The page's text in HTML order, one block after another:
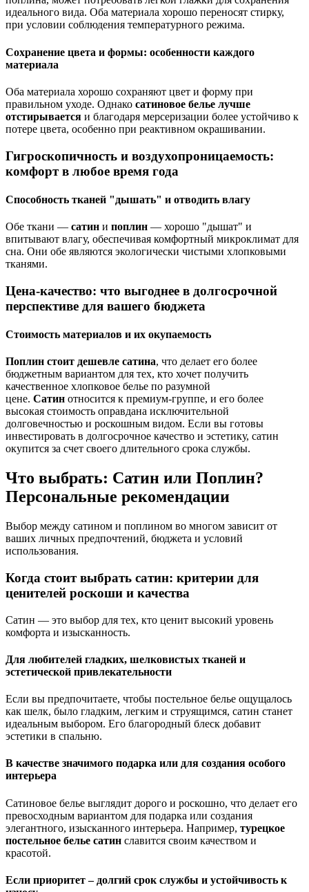
идеального вида. Оба материала хорошо переносят стирку,
при условии соблюдения температурного режима.
Сохранение цвета и формы: особенности каждого
материала
Оба материала хорошо сохраняют цвет и форму при
правильном уходе. Однако сатиновое белье лучше
отстирывается и благодаря мерсеризации более устойчиво к
потере цвета, особенно при реактивном окрашивании.
Гигроскопичность и воздухопроницаемость:
комфорт в любое время года
Способность тканей "дышать" и отводить влагу
Обе ткани — сатин и поплин — хорошо "дышат" и
впитывают влагу, обеспечивая комфортный микроклимат для
сна. Они обе являются экологически чистыми хлопковыми
тканями.
Цена-качество: что выгоднее в долгосрочной
перспективе для вашего бюджета
Стоимость материалов и их окупаемость
Поплин стоит дешевле сатина, что делает его более
бюджетным вариантом для тех, кто хочет получить
качественное хлопковое белье по разумной
цене. Сатин относится к премиум-группе, и его более
высокая стоимость оправдана исключительной
долговечностью и роскошным видом. Если вы готовы
инвестировать в долгосрочное качество и эстетику, сатин
окупится за счет своего длительного срока службы.
Что выбрать: Сатин или Поплин?
Персональные рекомендации
Выбор между сатином и поплином во многом зависит от
ваших личных предпочтений, бюджета и условий
использования.
Когда стоит выбрать сатин: критерии для
ценителей роскоши и качества
Сатин — это выбор для тех, кто ценит высокий уровень
комфорта и изысканность.
Для любителей гладких, шелковистых тканей и
эстетической привлекательности
Если вы предпочитаете, чтобы постельное белье ощущалось
как шелк, было гладким, легким и струящимся, сатин станет
идеальным выбором. Его благородный блеск добавит
эстетики в спальню.
В качестве значимого подарка или для создания особого
интерьера
Сатиновое белье выглядит дорого и роскошно, что делает его
превосходным вариантом для подарка или создания
элегантного, изысканного интерьера. Например, турецкое
постельное белье сатин славится своим качеством и
красотой.
Если приоритет – долгий срок службы и устойчивость к